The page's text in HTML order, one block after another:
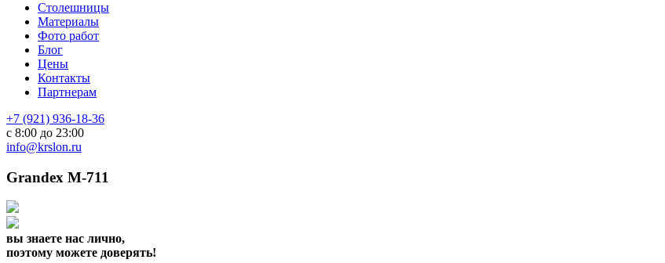
Столешницы
Материалы
Фото работ
Блог
Цены
Контакты
Партнерам
+7 (921) 936-18-36
с 8:00 до 23:00
info@krslon.ru
Grandex M-711
вы знаете нас лично,
поэтому можете доверять!